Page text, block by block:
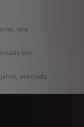
una
por
asociada